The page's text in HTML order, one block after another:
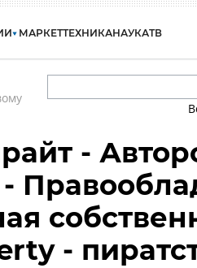
МАРКЕТТЕХНИКАНАУКАТВ
-
-